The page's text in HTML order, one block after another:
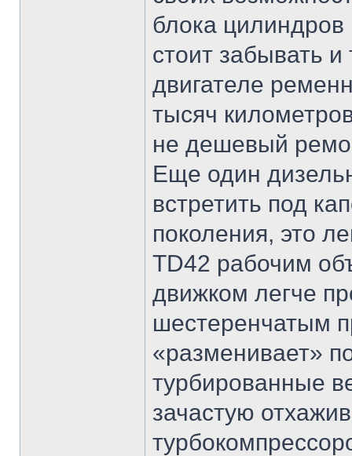
блока
стоит забывать
двигателе
тысяч
не дешевый
Еще один
встретить под
поколения, это
TD42 рабочим
движком легче
шестеренчатым
«разменивает»
турбированные
зачастую